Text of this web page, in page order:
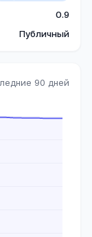
0.9
Публичный
90 дней